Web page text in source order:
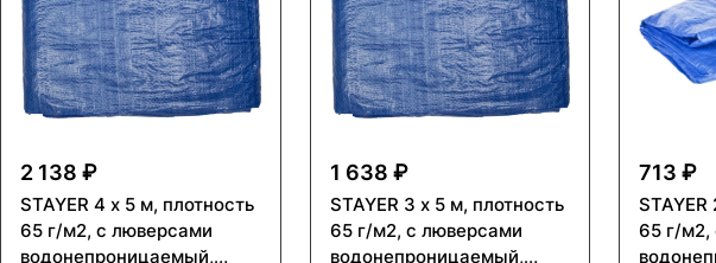
2 138 ₽
STAYER 4 х 5 м, плотность
65 г/м2, с люверсами
водонепроницаемый,
1 638 ₽
STAYER 3 х 5 м, плотность
65 г/м2, с люверсами
водонепроницаемый,
713 ₽
65 г/м2,